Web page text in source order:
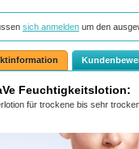
sich anmeldenum den
Feuchtigkeitslotion:
für trockene bis sehr